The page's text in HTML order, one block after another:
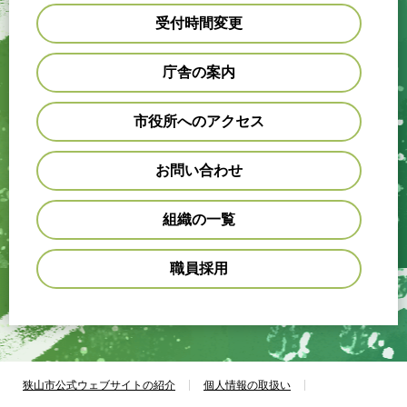
受付時間変更
庁舎の案内
市役所へのアクセス
お問い合わせ
組織の一覧
職員採用
狭山市公式ウェブサイトの紹介 個人情報の取扱い